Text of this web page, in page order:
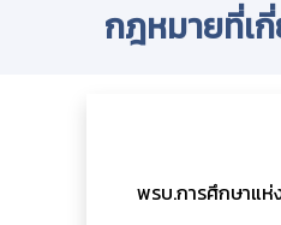
กฎหมายที่เ
พรบ.การศึกษาแห่